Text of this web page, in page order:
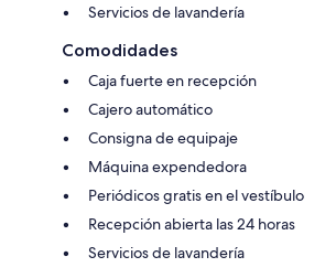
Servicios de lavandería
Comodidades
Caja fuerte en recepción
Cajero automático
Consigna de equipaje
Máquina expendedora
Periódicos gratis en el vestíbulo
Recepción abierta las 24 horas
Servicios de lavandería